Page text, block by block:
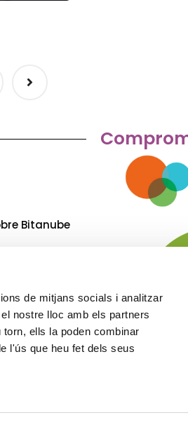
de mitjans socials i analitzar
nostre lloc amb els partners
ells la poden combinar
l'ús que heu fet dels seus
Bitanube